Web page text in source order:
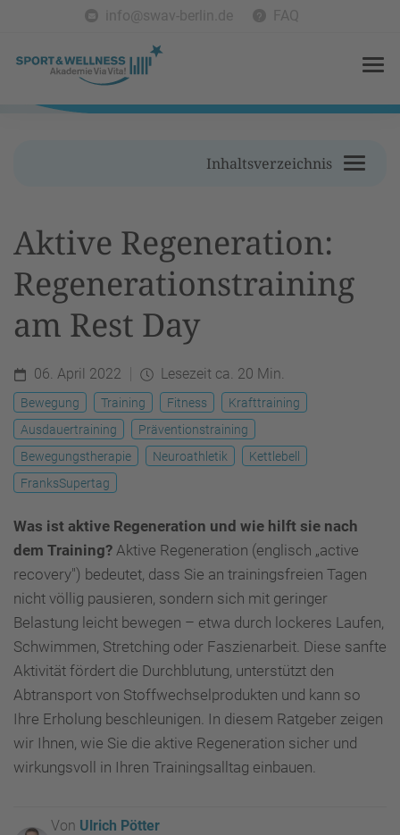
info@swav-berlin.de FAQ
Inhaltsverzeichnis
Aktive Regeneration:
Regenerationstraining
am Rest Day
06. April 2022 Lesezeit ca. 20 Min.
Bewegung Training Fitness
Krafttraining
Ausdauertraining
Präventionstraining
Bewegungstherapie
Neuroathletik
Kettlebell
FranksSupertag
Was ist aktive Regeneration und wie hilft sie nach
dem Training? Aktive Regeneration (englisch „active
recovery") bedeutet, dass Sie an trainingsfreien Tagen
nicht völlig pausieren, sondern sich mit geringer
Belastung leicht bewegen – etwa durch lockeres Laufen,
Schwimmen, Stretching oder Faszienarbeit. Diese sanfte
Aktivität fördert die Durchblutung, unterstützt den
Abtransport von Stoffwechselprodukten und kann so
Ihre Erholung beschleunigen. In diesem Ratgeber zeigen
wir Ihnen, wie Sie die aktive Regeneration sicher und
wirkungsvoll in Ihren Trainingsalltag einbauen.
Von Ulrich Pötter